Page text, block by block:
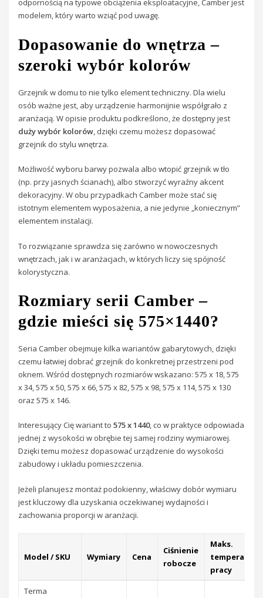
odpornością na typowe obciążenia eksploatacyjne, Camber jest
modelem, który warto wziąć pod uwagę.
Dopasowanie do wnętrza –
szeroki wybór kolorów
Grzejnik w domu to nie tylko element techniczny. Dla wielu
osób ważne jest, aby urządzenie harmonijnie współgrało z
aranżacją. W opisie produktu podkreślono, że dostępny jest
duży wybór kolorów, dzięki czemu możesz dopasować
grzejnik do stylu wnętrza.
Możliwość wyboru barwy pozwala albo wtopić grzejnik w tło
(np. przy jasnych ścianach), albo stworzyć wyraźny akcent
dekoracyjny. W obu przypadkach Camber może stać się
istotnym elementem wyposażenia, a nie jedynie „koniecznym”
elementem instalacji.
To rozwiązanie sprawdza się zarówno w nowoczesnych
wnętrzach, jak i w aranżacjach, w których liczy się spójność
kolorystyczna.
Rozmiary serii Camber –
gdzie mieści się 575×1440?
Seria Camber obejmuje kilka wariantów gabarytowych, dzięki
czemu łatwiej dobrać grzejnik do konkretnej przestrzeni pod
oknem. Wśród dostępnych rozmiarów wskazano: 575 x 18, 575
x 34, 575 x 50, 575 x 66, 575 x 82, 575 x 98, 575 x 114, 575 x 130
oraz 575 x 146.
Interesujący Cię wariant to575 x 1440, co w praktyce odpowiada
jednej z wysokości w obrębie tej samej rodziny wymiarowej.
Dzięki temu możesz dopasować urządzenie do wysokości
zabudowy i układu pomieszczenia.
Jeżeli planujesz montaż podokienny, właściwy dobór wymiaru
jest kluczowy dla uzyskania oczekiwanej wydajności i
zachowania proporcji w aranżacji.
Model / SKU Wymiary Cena
Ciśnienie
robocze
Maks.
temperatura
pracy
Terma